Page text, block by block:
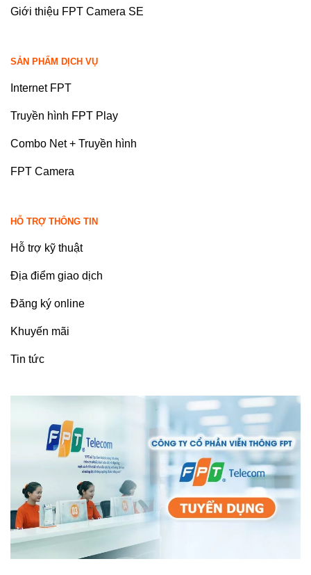
Giới thiệu FPT Camera SE
SẢN PHẨM DỊCH VỤ
Internet FPT
Truyền hình FPT Play
Combo Net + Truyền hình
FPT Camera
HỖ TRỢ THÔNG TIN
Hỗ trợ kỹ thuật
Địa điểm giao dịch
Đăng ký online
Khuyến mãi
Tin tức